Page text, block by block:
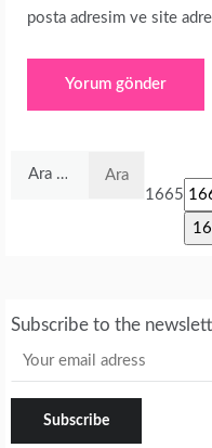
posta adresim ve site
1665
Subscribe to the